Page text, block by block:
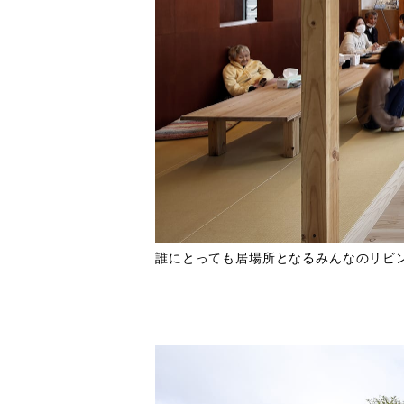
誰にとっても居場所となるみんなのリビ